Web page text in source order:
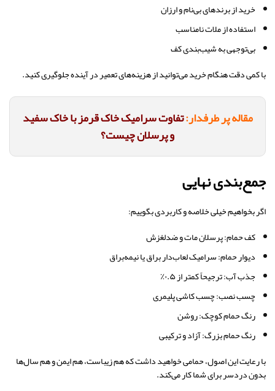
خرید از برندهای بی‌نام و ارزان
استفاده از ملات نامناسب
بی‌توجهی به شیب‌بندی کف
با کمی دقت هنگام خرید می‌توانید از هزینه‌های تعمیر در آینده جلوگیری کنید.
مقاله پر طرفدار:تفاوت سرامیک خاک قرمز با خاک سفید
و پرسلان چیست؟
جمع‌بندی نهایی
اگر بخواهیم خیلی خلاصه و کاربردی بگوییم:
کف حمام: پرسلان مات و ضدلغزش
دیوار حمام: سرامیک لعاب‌دار براق یا نیمه‌براق
جذب آب: ترجیحاً کمتر از ۰.۵٪
چسب نصب: چسب کاشی پلیمری
رنگ حمام کوچک: روشن
رنگ حمام بزرگ: آزاد و ترکیبی
با رعایت این اصول، حمامی خواهید داشت که هم زیباست، هم ایمن و هم سال‌ها
بدون دردسر برای شما کار می‌کند.